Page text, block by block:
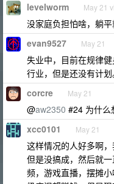
levelworm May 21
没家庭负担怕啥，躺平
evan9527 May 21
失业中，目前在规律
行业，但是还没有计划
corcre May 21
@aw2350 #24 为什么
xcc0101 May 21
这样情况的人好多啊
但是没搞成，然后就
频，游戏直播，摆摊